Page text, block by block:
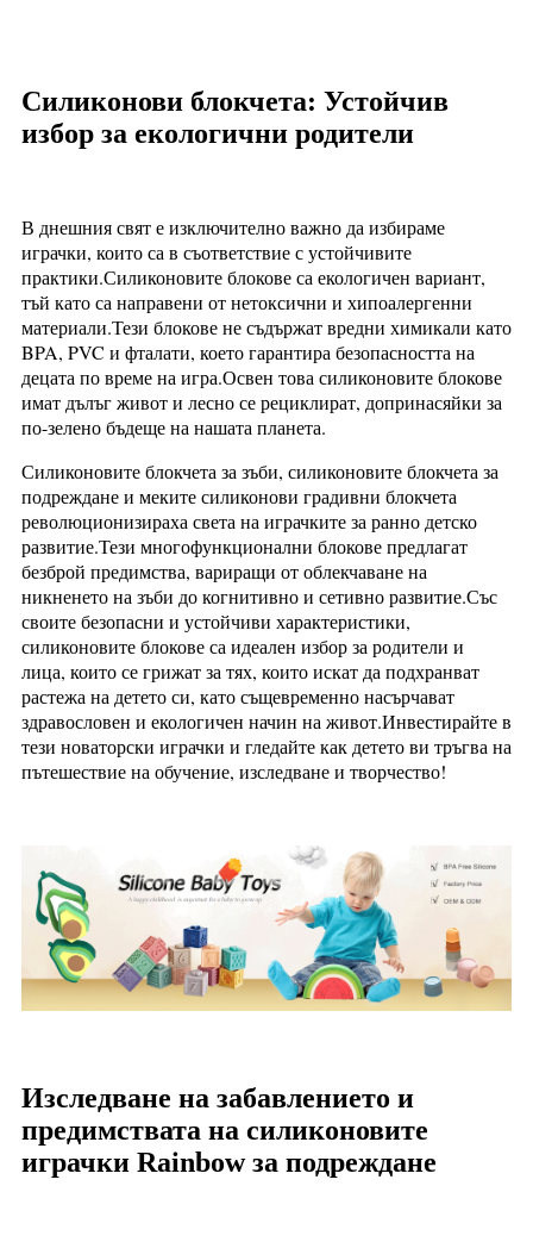
Силиконови блокчета: Устойчив
избор за екологични родители
В днешния свят е изключително важно да избираме
играчки, които са в съответствие с устойчивите
практики.Силиконовите блокове са екологичен вариант,
тъй като са направени от нетоксични и хипоалергенни
материали.Тези блокове не съдържат вредни химикали като
BPA, PVC и фталати, което гарантира безопасността на
децата по време на игра.Освен това силиконовите блокове
имат дълъг живот и лесно се рециклират, допринасяйки за
по-зелено бъдеще на нашата планета.
Силиконовите блокчета за зъби, силиконовите блокчета за
подреждане и меките силиконови градивни блокчета
революционизираха света на играчките за ранно детско
развитие.Тези многофункционални блокове предлагат
безброй предимства, вариращи от облекчаване на
никненето на зъби до когнитивно и сетивно развитие.Със
своите безопасни и устойчиви характеристики,
силиконовите блокове са идеален избор за родители и
лица, които се грижат за тях, които искат да подхранват
растежа на детето си, като същевременно насърчават
здравословен и екологичен начин на живот.Инвестирайте в
тези новаторски играчки и гледайте как детето ви тръгва на
пътешествие на обучение, изследване и творчество!
Изследване на забавлението и
предимствата на силиконовите
играчки Rainbow за подреждане